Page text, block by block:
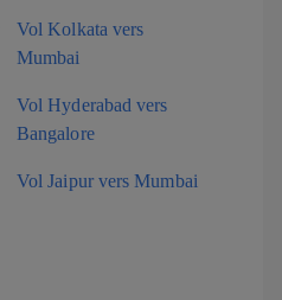
Vol Kolkata vers
Mumbai
Vol Hyderabad vers
Bangalore
Vol Jaipur vers Mumbai